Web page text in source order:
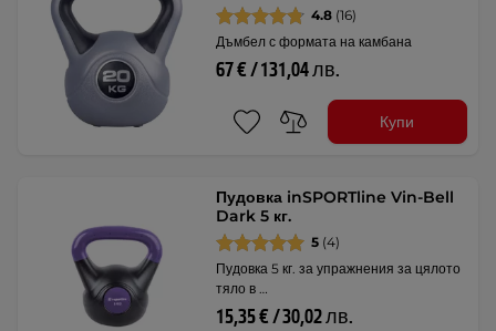
4.8 (16)
Дъмбел с формата на камбана
67 € / 131,04 лв.
Купи
Пудовка inSPORTline Vin-Bell
Dark 5 кг.
5 (4)
Пудовка 5 кг. за упражнения за цялото
тяло в …
15,35 € / 30,02 лв.